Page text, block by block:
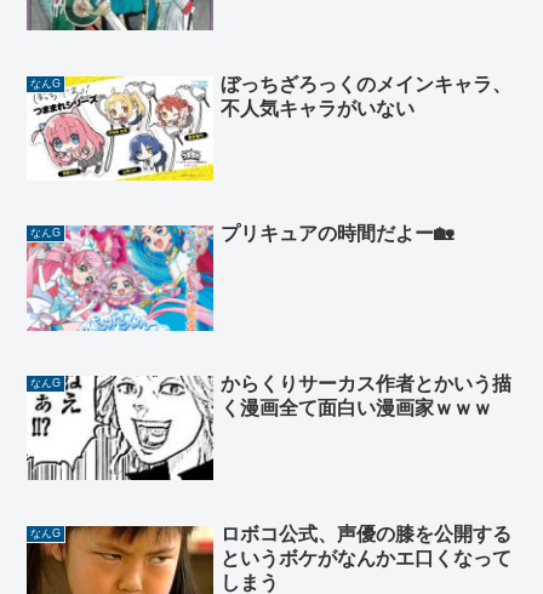
なんG
ぼっちざろっくのメインキャラ、
不人気キャラがいない
なんG プリキュアの時間だよー🏡
なんG
からくりサーカス作者とかいう描
く漫画全て面白い漫画家ｗｗｗ
なんG
ロボコ公式、声優の膝を公開する
というボケがなんかエ口くなって
しまう